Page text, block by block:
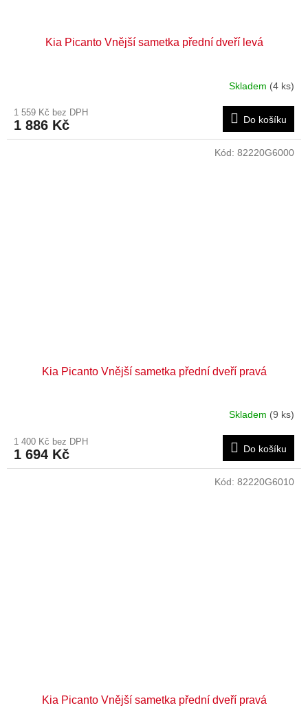
Kia Picanto Vnější sametka přední dveří levá
Skladem (4 ks)
1 559 Kč bez DPH
1 886 Kč Do košíku
Kia Picanto Vnější sametka přední dveří pravá
Skladem (9 ks)
1 400 Kč bez DPH
1 694 Kč Do košíku
Kód: 82220G6000
Kia Picanto Vnější sametka přední dveří pravá
Kód: 82220G6010